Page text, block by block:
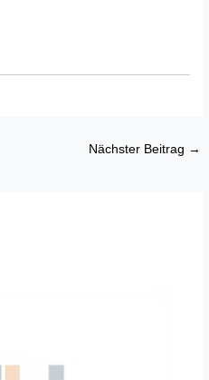
Nächster Beitrag →